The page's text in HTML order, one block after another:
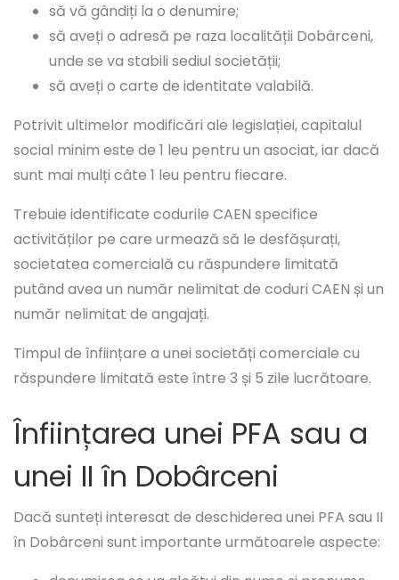
să vă gândiți la o denumire;
să aveți o adresă pe raza localității Dobârceni,
unde se va stabili sediul societății;
să aveți o carte de identitate valabilă.
Potrivit ultimelor modificări ale legislației, capitalul
social minim este de 1 leu pentru un asociat, iar dacă
sunt mai mulți câte 1 leu pentru fiecare.
Trebuie identificate codurile CAEN specifice
activităților pe care urmează să le desfășurați,
societatea comercială cu răspundere limitată
putând avea un număr nelimitat de coduri CAEN și un
număr nelimitat de angajați.
Timpul de înființare a unei societăți comerciale cu
răspundere limitată este între 3 și 5 zile lucrătoare.
Înființarea unei PFA sau a
unei II în Dobârceni
Dacă sunteți interesat de deschiderea unei PFA sau II
în Dobârceni sunt importante următoarele aspecte: